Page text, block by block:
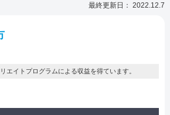
最終更新日： 2022.12.7
エイトプログラムによる収益を得ています。